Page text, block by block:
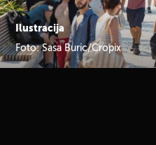
Ilustracija
Foto: Sasa Buric/Cropix